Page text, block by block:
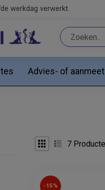
werkdag verwerkt.
Advies- of
7
-15%